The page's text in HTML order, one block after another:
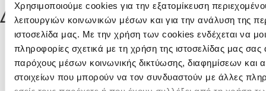
Χρησιμοποιούμε cookies για την εξατομίκευση
λειτουργιών κοινωνικών μέσων και για την ανάλυση της
ιστοσελίδα μας. Με την χρήση των cookies ενδέχεται να
πληροφορίες σχετικά με τη χρήση της ιστοσελίδας μας
παρόχους μέσων κοινωνικής δικτύωσης, διαφημίσεων και
στοιχείων που μπορούν να τον συνδυαστούν με άλλες
ΔΗΜΟΦΙΛΗ
Το πρόγραμμα της πρώτης φάσης της Cyprus
League by Stoiximan περιόδου 2026 - 2027
Στο στάδιο «Αλφαμέγα» ο αγώνας Super Cup